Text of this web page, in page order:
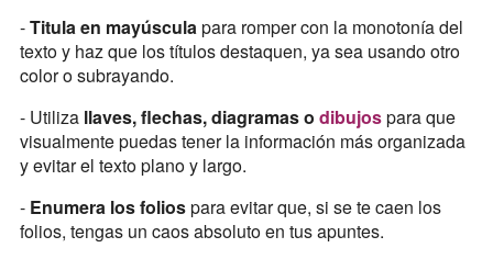
-Titula en mayúsculapara romper con la monotonía del
texto y haz que los títulos destaquen, ya sea usando otro
color o subrayando.
- Utiliza llaves, flechas, diagramas o dibujospara que
visualmente puedas tener la información más organizada
y evitar el texto plano y largo.
- Enumera los foliospara evitar que, si se te caen los
folios, tengas un caos absoluto en tus apuntes.